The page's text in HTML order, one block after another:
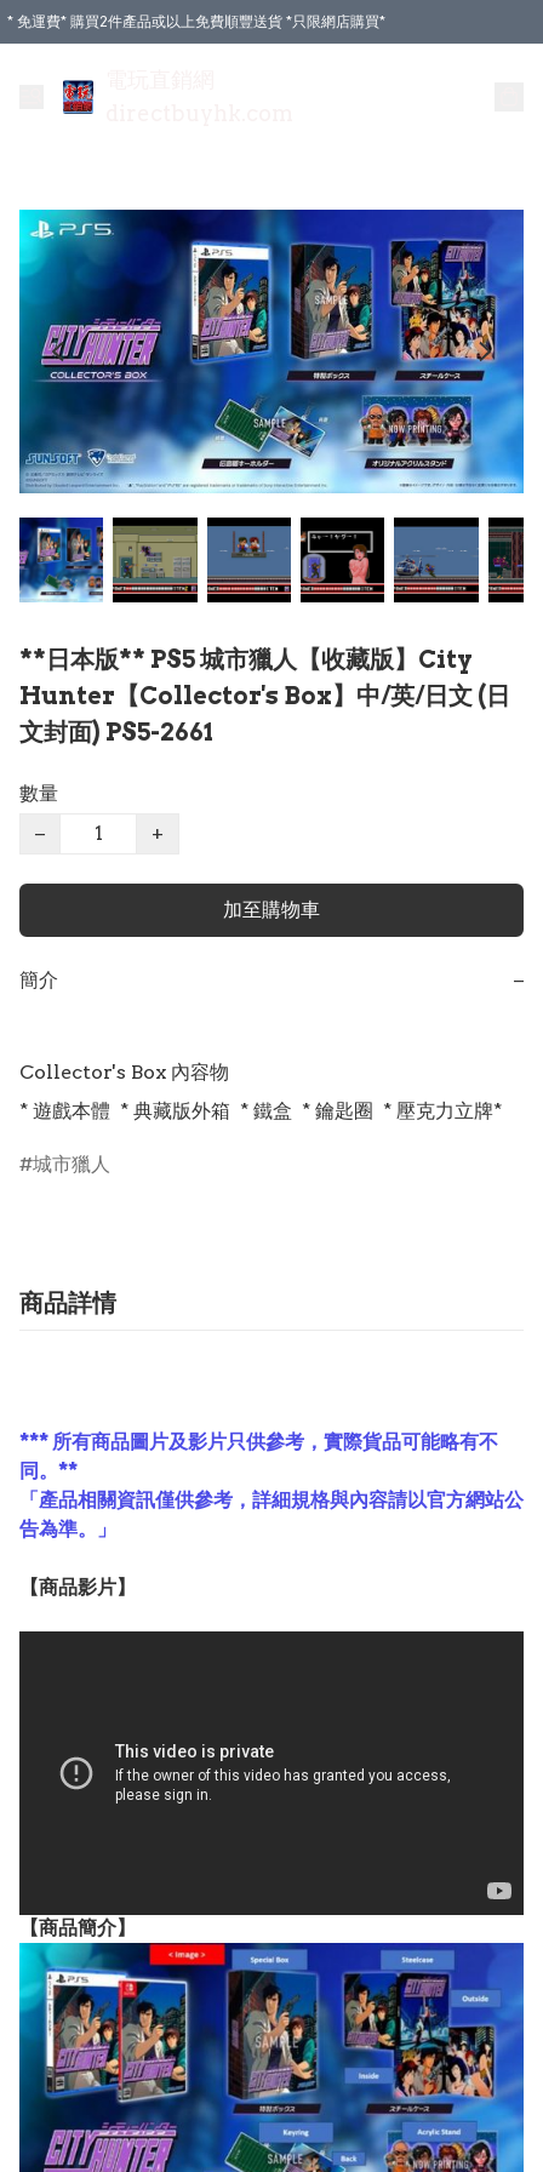
* 免運費* 購買2件產品或以上免費順豐送貨 *只限網店購買*
**日本版** PS5 城市獵人【收藏版】City
Hunter【Collector's Box】中/英/日文 (日
文封面) PS5-2661
數量
−
+
加至購物車
簡介 −
Collector's Box 內容物
* 遊戲本體  * 典藏版外箱  * 鐵盒  * 鑰匙圈  * 壓克力立牌*
城市獵人
商品詳情
*** 所有商品圖片及影片只供參考，實際貨品可能略有不
同。**
「產品相關資訊僅供參考，詳細規格與內容請以官方網站公
告為準。」
【商品影片】
【商品簡介】